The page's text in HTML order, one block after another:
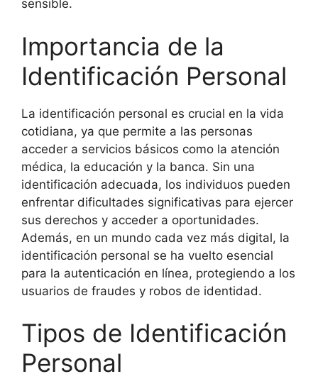
sensible.
Importancia de la
Identificación Personal
La identificación personal es crucial en la vida
cotidiana, ya que permite a las personas
acceder a servicios básicos como la atención
médica, la educación y la banca. Sin una
identificación adecuada, los individuos pueden
enfrentar dificultades significativas para ejercer
sus derechos y acceder a oportunidades.
Además, en un mundo cada vez más digital, la
identificación personal se ha vuelto esencial
para la autenticación en línea, protegiendo a los
usuarios de fraudes y robos de identidad.
Tipos de Identificación
Personal